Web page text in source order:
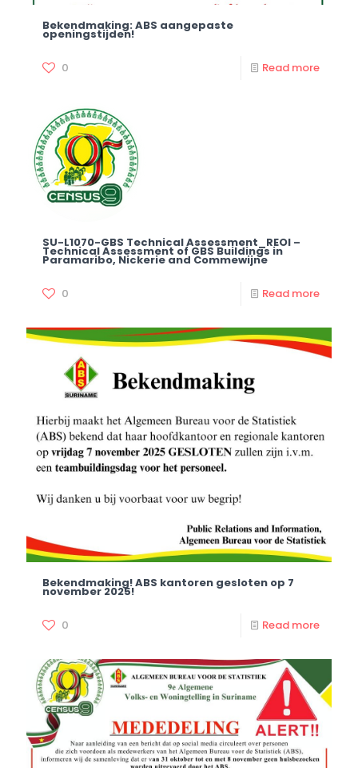
Bekendmaking: ABS aangepaste
openingstijden!
0 Read more
SU-L1070-GBS Technical Assessment_REOI –
Technical Assessment of GBS Buildings in
Paramaribo, Nickerie and Commewijne
0 Read more
Bekendmaking! ABS kantoren gesloten op 7
november 2025!
0 Read more